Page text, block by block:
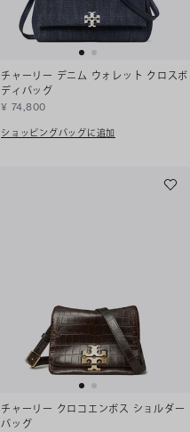
チャーリー デニム ウォレット クロスボ
ディバッグ
¥ 74,800
ショッピングバッグに追加
チャーリー クロコエンボス ショルダー
バッグ